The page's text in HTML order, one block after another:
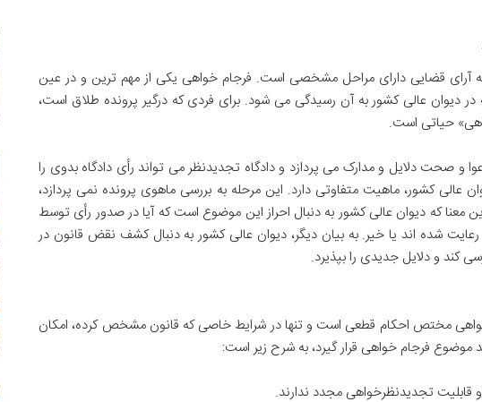
آرای قضایی دارای مراحل مشخصی است. فرجام خواهی یکی از مهم ترین و در عین
عالی کشور به آن رسیدگی می شود. برای فردی که درگیر پرونده طلاق است،
حیاتی است.
و صحت دلایل و مدارک می پردازد و دادگاه تجدیدنظر می تواند رأی دادگاه بدوی را
عالی کشور، ماهیت متفاوتی دارد. این مرحله به بررسی ماهوی پرونده نمی پردازد،
که دیوان عالی کشور به دنبال احراز این موضوع است که آیا در صدور رأی توسط
شده اند یا خیر. به بیان دیگر، دیوان عالی کشور به دنبال کشف نقض قانون در
کند و دلایل جدیدی را بپذیرد.
مختص احکام قطعی است و تنها در شرایط خاصی که قانون مشخص کرده، امکان
فرجام خواهی قرار گیرد، به شرح زیر است:
قابلیت تجدیدنظرخواهی مجدد ندارند.